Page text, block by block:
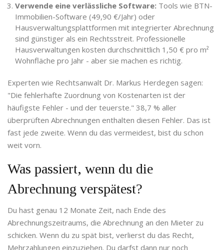
Verwende eine verlässliche Software: Tools wie BTN-
Immobilien-Software (49,90 €/Jahr) oder
Hausverwaltungsplattformen mit integrierter Abrechnung
sind günstiger als ein Rechtsstreit. Professionelle
Hausverwaltungen kosten durchschnittlich 1,50 € pro m²
Wohnfläche pro Jahr - aber sie machen es richtig.
Experten wie Rechtsanwalt Dr. Markus Herdegen sagen:
"Die fehlerhafte Zuordnung von Kostenarten ist der
häufigste Fehler - und der teuerste." 38,7 % aller
überprüften Abrechnungen enthalten diesen Fehler. Das ist
fast jede zweite. Wenn du das vermeidest, bist du schon
weit vorn.
Was passiert, wenn du die
Abrechnung verspätest?
Du hast genau 12 Monate Zeit, nach Ende des
Abrechnungszeitraums, die Abrechnung an den Mieter zu
schicken. Wenn du zu spät bist, verlierst du das Recht,
Mehrzahlungen einzuziehen. Du darfst dann nur noch